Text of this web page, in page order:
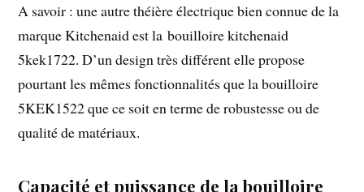
A savoir : une autre théière électrique bien connue de la
marque Kitchenaid est la bouilloire kitchenaid
5kek1722. D’un design très différent elle propose
pourtant les mêmes fonctionnalités que la bouilloire
5KEK1522 que ce soit en terme de robustesse ou de
qualité de matériaux.
Capacité et puissance de la bouilloire